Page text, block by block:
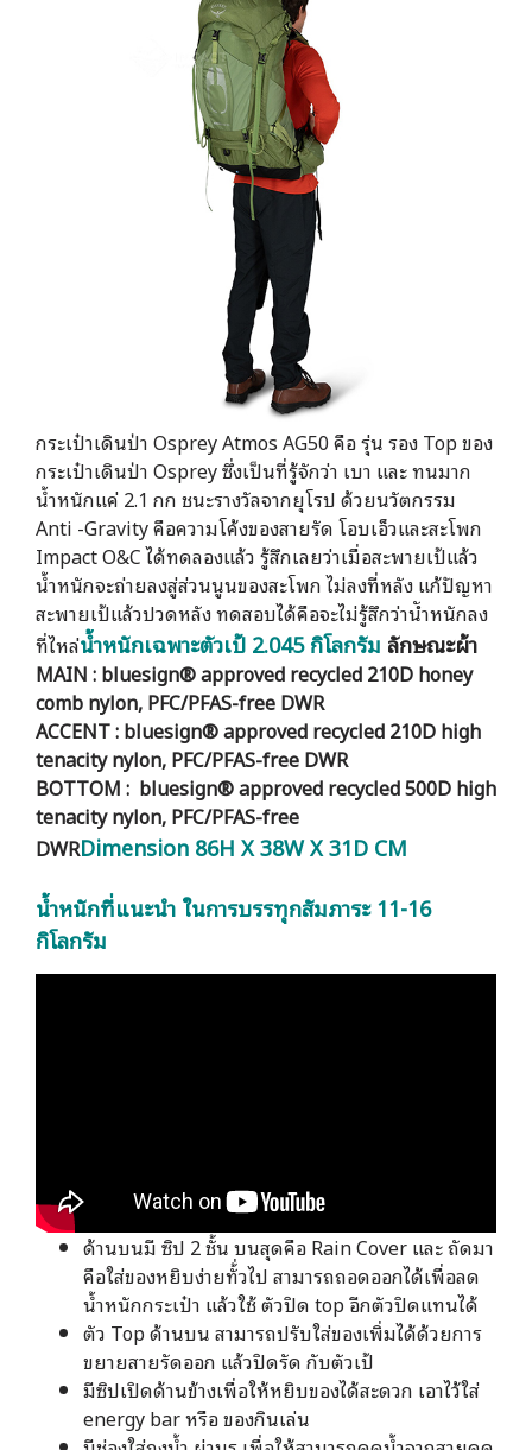
กระเป๋าเดินป่า Osprey Atmos AG50 คือ รุ่น รอง Top ของ
กระเป๋าเดินป่า Osprey ซึ่งเป็นที่รู้จักว่า เบา และ ทนมาก
น้ำหนักแค่ 2.1 กก ชนะรางวัลจากยุโรป ด้วยนวัตกรรม
Anti -Gravity คือความโค้งของสายรัด โอบเอ็วและสะโพก
Impact O&C ได้ทดลองแล้ว รู้สึกเลยว่าเมื่อสะพายเป้แล้ว
น้ำหนักจะถ่ายลงสู่ส่วนนูนของสะโพก ไม่ลงที่หลัง แก้ปัญหา
สะพายเป้แล้วปวดหลัง ทดสอบได้คือจะไม่รู้สึกว่านัำหนักลง
ที่ไหล่น้ำหนักเฉพาะตัวเป้ 2.045 กิโลกรัม ลักษณะผ้า
MAIN : bluesign® approved recycled 210D honey
comb nylon, PFC/PFAS-free DWR
ACCENT : bluesign® approved recycled 210D high
tenacity nylon, PFC/PFAS-free DWR
BOTTOM : bluesign® approved recycled 500D high
tenacity nylon, PFC/PFAS-free
DWRDimension 86H X 38W X 31D CM
น้ำหนักที่แนะนำ ในการบรรทุกสัมภาระ 11-16
กิโลกรัม
ด้านบนมี ซิป 2 ชั้น บนสุดคือ Rain Cover และ ถัดมา
คือใส่ของหยิบง่ายทั้่วไป สามารถถอดออกได้เพื่อลด
น้ำหนักกระเป๋า แล้วใช้ ตัวปิด top อีกตัวปิดแทนได้
ตัว Top ด้านบน สามารถปรับใส่ของเพิ่มได้ด้วยการ
ขยายสายรัดออก แล้วปิดรัด กับตัวเป้
มีซิปเปิดด้านข้างเพื่อให้หยิบของได้สะดวก เอาไว้ใส่
energy bar หรือ ของกินเล่น